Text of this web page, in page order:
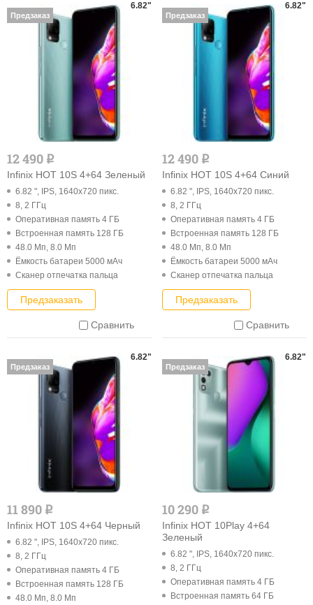
12 490 q
Infinix HOT 10S 4+64 Зеленый
6.82 ", IPS, 1640x720 пикс.
8, 2 ГГц
Оперативная память 4 ГБ
Встроенная память 128 ГБ
48.0 Мп, 8.0 Мп
Ёмкость батареи 5000 мАч
Cканер отпечатка пальца
Предзаказать
Сравнить
6.82"
Предзаказ
12 490 q
Infinix HOT 10S 4+64 Синий
6.82 ", IPS, 1640x720 пикс.
8, 2 ГГц
Оперативная память 4 ГБ
Встроенная память 128 ГБ
48.0 Мп, 8.0 Мп
Ёмкость батареи 5000 мАч
Cканер отпечатка пальца
Предзаказать
Сравнить
6.82"
Предзаказ
11 890 q
Infinix HOT 10S 4+64 Черный
6.82 ", IPS, 1640x720 пикс.
8, 2 ГГц
Оперативная память 4 ГБ
Встроенная память 128 ГБ
48.0 Мп, 8.0 Мп
6.82"
Предзаказ
10 290 q
Infinix HOT 10Play 4+64
Зеленый
6.82 ", IPS, 1640x720 пикс.
8, 2 ГГц
Оперативная память 4 ГБ
Встроенная память 64 ГБ
6.82"
Предзаказ